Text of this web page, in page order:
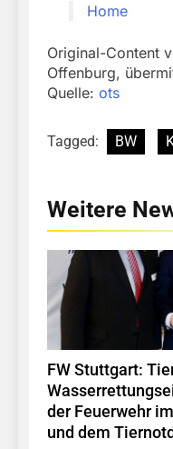
Home
Original-Content
Offenburg,
Quelle: ots
Tagged: BW
Weitere
FW Stuttgart:
der Feuerwehr
und dem